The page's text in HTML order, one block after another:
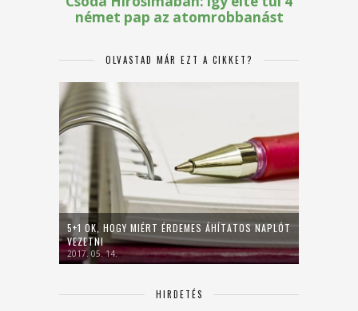
OLVASTAD MÁR EZT A CIKKET?
5+1 OK, HOGY MIÉRT ÉRDEMES ÁHÍTATOS NAPLÓT
VEZETNI
2017. 05. 14.
HIRDETÉS